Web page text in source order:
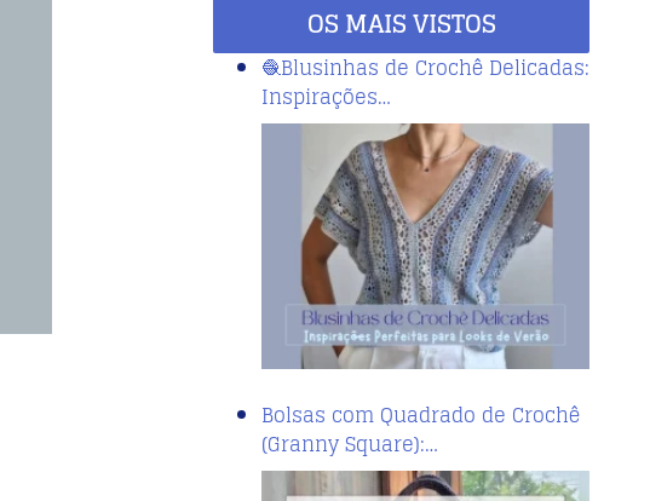
OS MAIS VISTOS
🧶Blusinhas de Crochê Delicadas:
Inspirações…
Bolsas com Quadrado de Crochê
(Granny Square):…